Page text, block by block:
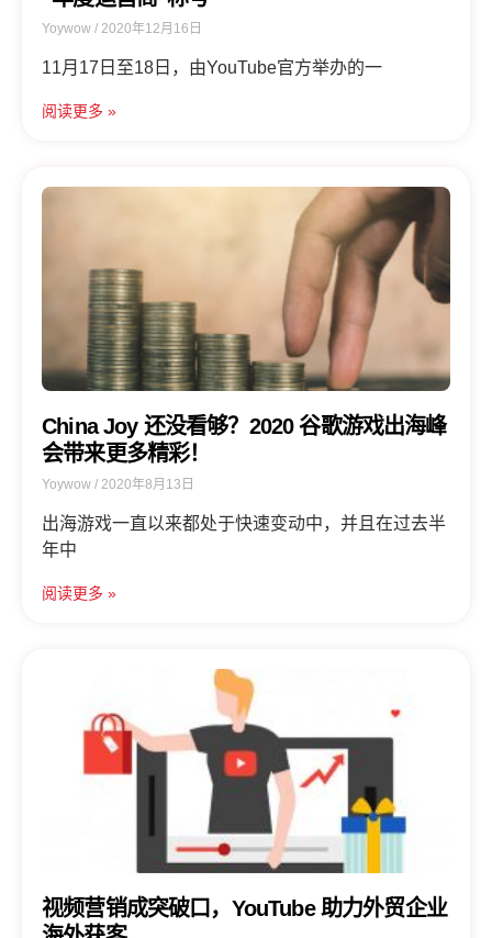
Yoywow 2020年12月16日
11月17日至18日，由YouTube官方举办的一
阅读更多 »
China Joy 还没看够？2020 谷歌游戏出海峰
会带来更多精彩！
Yoywow 2020年8月13日
出海游戏一直以来都处于快速变动中，并且在过去半
年中
阅读更多 »
视频营销成突破口，YouTube 助力外贸企业